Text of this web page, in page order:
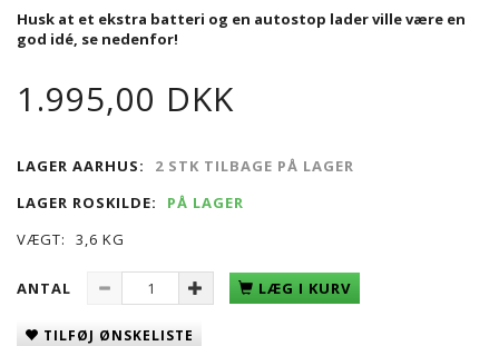
Husk at et ekstra batteri og en autostop lader ville være en
god idé, se nedenfor!
1.995,00 DKK
LAGER AARHUS:
2 STK TILBAGE PÅ LAGER
LAGER ROSKILDE:
PÅ LAGER
VÆGT:
3,6 KG
ANTAL LÆG I KURV
TILFØJ ØNSKELISTE